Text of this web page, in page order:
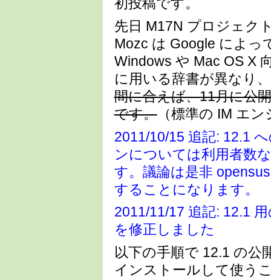
初投稿です。
先日 M17N プロジェク
Mozc は Google によっ
Windows や Mac OS X
に用いる辞書が異なり
間に合えば、11月に公
です。（標準の IM エン
2011/10/15 追記: 12.1
ンについては利用者数
す。議論は是非
することになります。
2011/11/17 追記: 12.1
を修正しました
以下の手順で 12.1 の公
インストールして使う